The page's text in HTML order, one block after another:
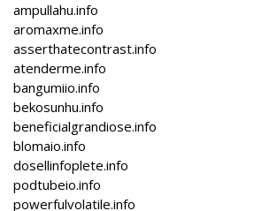
ampullahu.info
aromaxme.info
asserthatecontrast.info
atenderme.info
bangumiio.info
bekosunhu.info
beneficialgrandiose.info
blomaio.info
dosellinfoplete.info
podtubeio.info
powerfulvolatile.info